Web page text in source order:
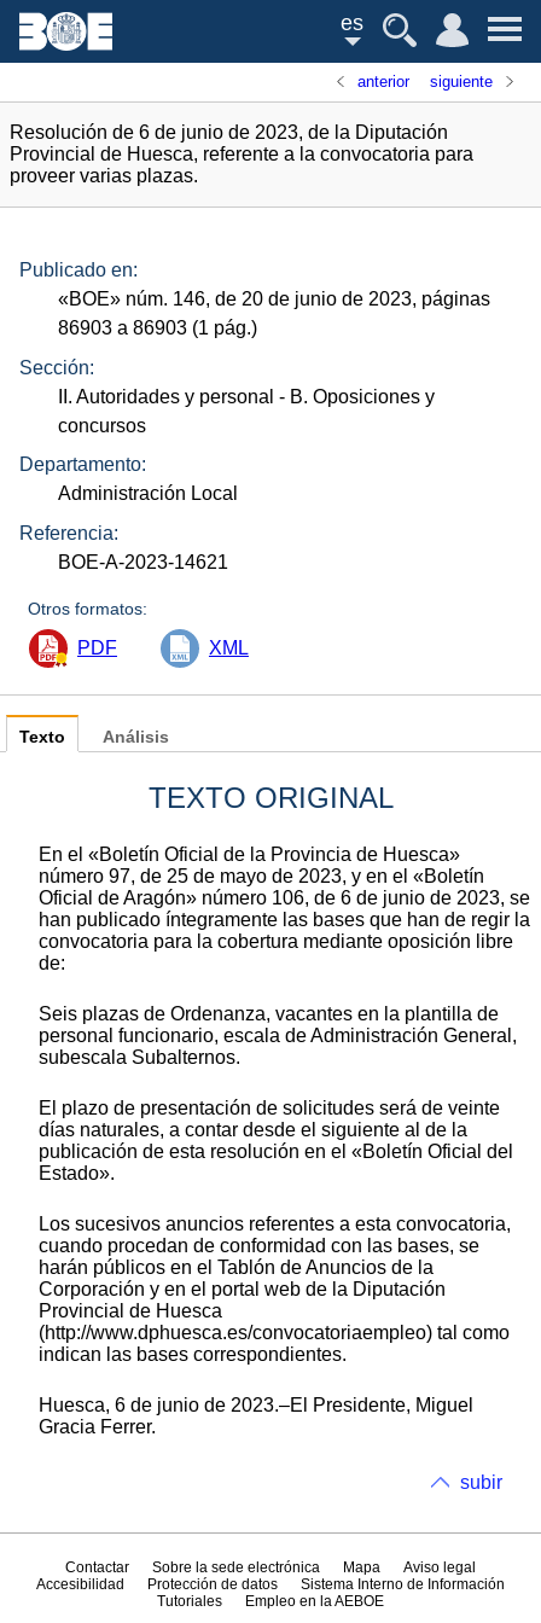
es
anterior siguiente
Resolución de 6 de junio de 2023, de la Diputación
Provincial de Huesca, referente a la convocatoria para
proveer varias plazas.
Publicado en:
«BOE» núm. 146, de 20 de junio de 2023, páginas
86903 a 86903 (1 pág.)
Sección:
II. Autoridades y personal - B. Oposiciones y
concursos
Departamento:
Administración Local
Referencia:
BOE-A-2023-14621
Otros formatos:
PDF XML
Texto
TEXTO ORIGINAL
En el «Boletín Oficial de la Provincia de Huesca»
número 97, de 25 de mayo de 2023, y en el «Boletín
Oficial de Aragón» número 106, de 6 de junio de 2023, se
han publicado íntegramente las bases que han de regir la
convocatoria para la cobertura mediante oposición libre
de:
Seis plazas de Ordenanza, vacantes en la plantilla de
personal funcionario, escala de Administración General,
subescala Subalternos.
El plazo de presentación de solicitudes será de veinte
días naturales, a contar desde el siguiente al de la
publicación de esta resolución en el «Boletín Oficial del
Estado».
Los sucesivos anuncios referentes a esta convocatoria,
cuando procedan de conformidad con las bases, se
harán públicos en el Tablón de Anuncios de la
Corporación y en el portal web de la Diputación
Provincial de Huesca
(http://www.dphuesca.es/convocatoriaempleo) tal como
indican las bases correspondientes.
Huesca, 6 de junio de 2023.–El Presidente, Miguel
Gracia Ferrer.
Análisis
subir
Contactar Sobre la sede electrónica Mapa
Aviso legal
Accesibilidad
Protección de datos
Sistema Interno de Información
Tutoriales
Empleo en la AEBOE